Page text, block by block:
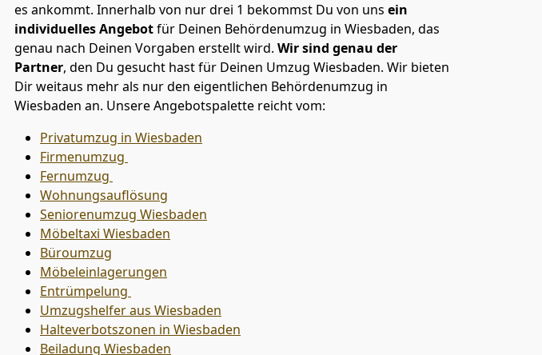
es ankommt. Innerhalb von nur drei 1 bekommst Du von uns ein
individuelles Angebotfür Deinen Behördenumzug in Wiesbaden, das
genau nach Deinen Vorgaben erstellt wird. Wir sind genau der
Partner, den Du gesucht hast für Deinen Umzug Wiesbaden. Wir bieten
Dir weitaus mehr als nur den eigentlichen Behördenumzug in
Wiesbaden an. Unsere Angebotspalette reicht vom:
Privatumzug in Wiesbaden
Firmenumzug
Fernumzug
Wohnungsauflösung
Seniorenumzug Wiesbaden
Möbeltaxi Wiesbaden
Büroumzug
Möbeleinlagerungen
Entrümpelung
Umzugshelfer aus Wiesbaden
Halteverbotszonen in Wiesbaden
Beiladung Wiesbaden